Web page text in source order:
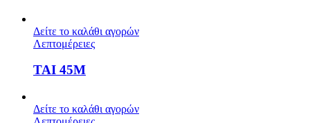
Δείτε το καλάθι αγορών
Λεπτομέρειες
TAI 45Μ
Δείτε το καλάθι αγορών